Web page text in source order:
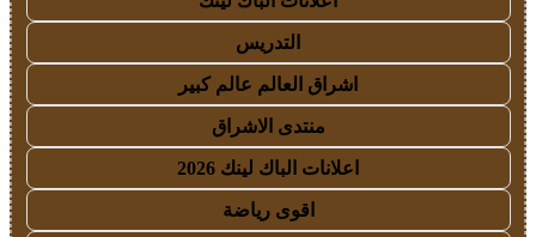
التدريس
اشراق العالم عالم كبير
منتدى الاشراق
اعلانات الباك لينك 2026
اقوى رياضة